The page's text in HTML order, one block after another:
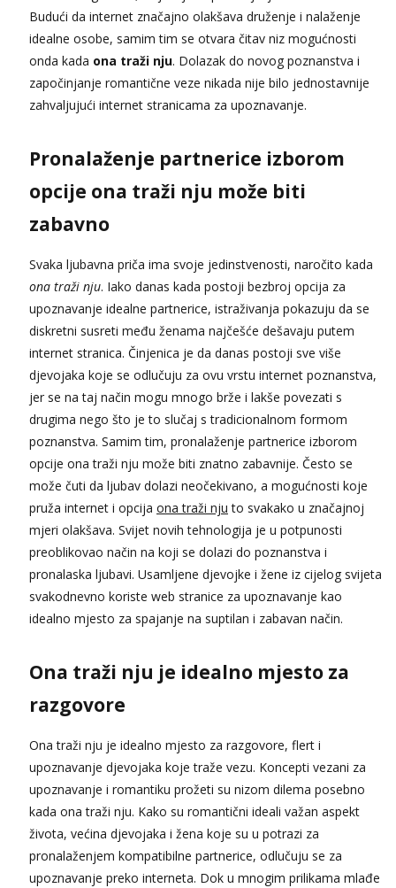
Tel:064/677-677 - Kod: #72
tel:0,93€ - mob:1,12€ min
Razgovaram :)
Razgovaram :)
Tel:
Biljana
Tel:064/677-677- Kod: #132
tel:0,93€ - mob:1,12€ min
Obavijesti me kada se oslobodi
Alisa
Razgovaram :)
Tel: 064/677-677
- Kod: #106
tel:0,93€ - mob:1,12€ min
Obavijesti me kada se oslobodi
Čekam tvoj poziv!
tel:0,93€ - mob:1,12€ min
Lili
Obavijesti me kada se oslobodi
Ivančica
Razgovaram :)
Tel:064/677-677- Kod: #108
Obavijesti me kada se oslobodi
Anđela
Čekam tvoj poziv!
Tel: 064/677-677 - Kod: #142
tel:0,93€ - mob:1,12€ min
Budući da internet značajno olakšava druženje i nalaženje
idealne osobe, samim tim se otvara čitav niz mogućnosti
onda kada ona traži nju. Dolazak do novog poznanstva i
započinjanje romantične veze nikada nije bilo jednostavnije
zahvaljujući internet stranicama za upoznavanje.
Pronalaženje partnerice izborom
opcije ona traži nju može biti
zabavno
Svaka ljubavna priča ima svoje jedinstvenosti, naročito kada
ona traži nju. Iako danas kada postoji bezbroj opcija za
upoznavanje idealne partnerice, istraživanja pokazuju da se
diskretni susreti među ženama najčešće dešavaju putem
internet stranica. Činjenica je da danas postoji sve više
djevojaka koje se odlučuju za ovu vrstu internet poznanstva,
jer se na taj način mogu mnogo brže i lakše povezati s
drugima nego što je to slučaj s tradicionalnom formom
poznanstva. Samim tim, pronalaženje partnerice izborom
opcije ona traži nju može biti znatno zabavnije. Često se
može čuti da ljubav dolazi neočekivano, a mogućnosti koje
pruža internet i opcija ona traži nju to svakako u značajnoj
mjeri olakšava. Svijet novih tehnologija je u potpunosti
preoblikovao način na koji se dolazi do poznanstva i
pronalaska ljubavi. Usamljene djevojke i žene iz cijelog svijeta
svakodnevno koriste web stranice za upoznavanje kao
idealno mjesto za spajanje na suptilan i zabavan način.
Ona traži nju je idealno mjesto za
razgovore
Ona traži nju je idealno mjesto za razgovore, flert i
upoznavanje djevojaka koje traže vezu. Koncepti vezani za
upoznavanje i romantiku prožeti su nizom dilema posebno
kada ona traži nju. Kako su romantični ideali važan aspekt
života, većina djevojaka i žena koje su u potrazi za
pronalaženjem kompatibilne partnerice, odlučuju se za
upoznavanje preko interneta. Dok u mnogim prilikama mlađe